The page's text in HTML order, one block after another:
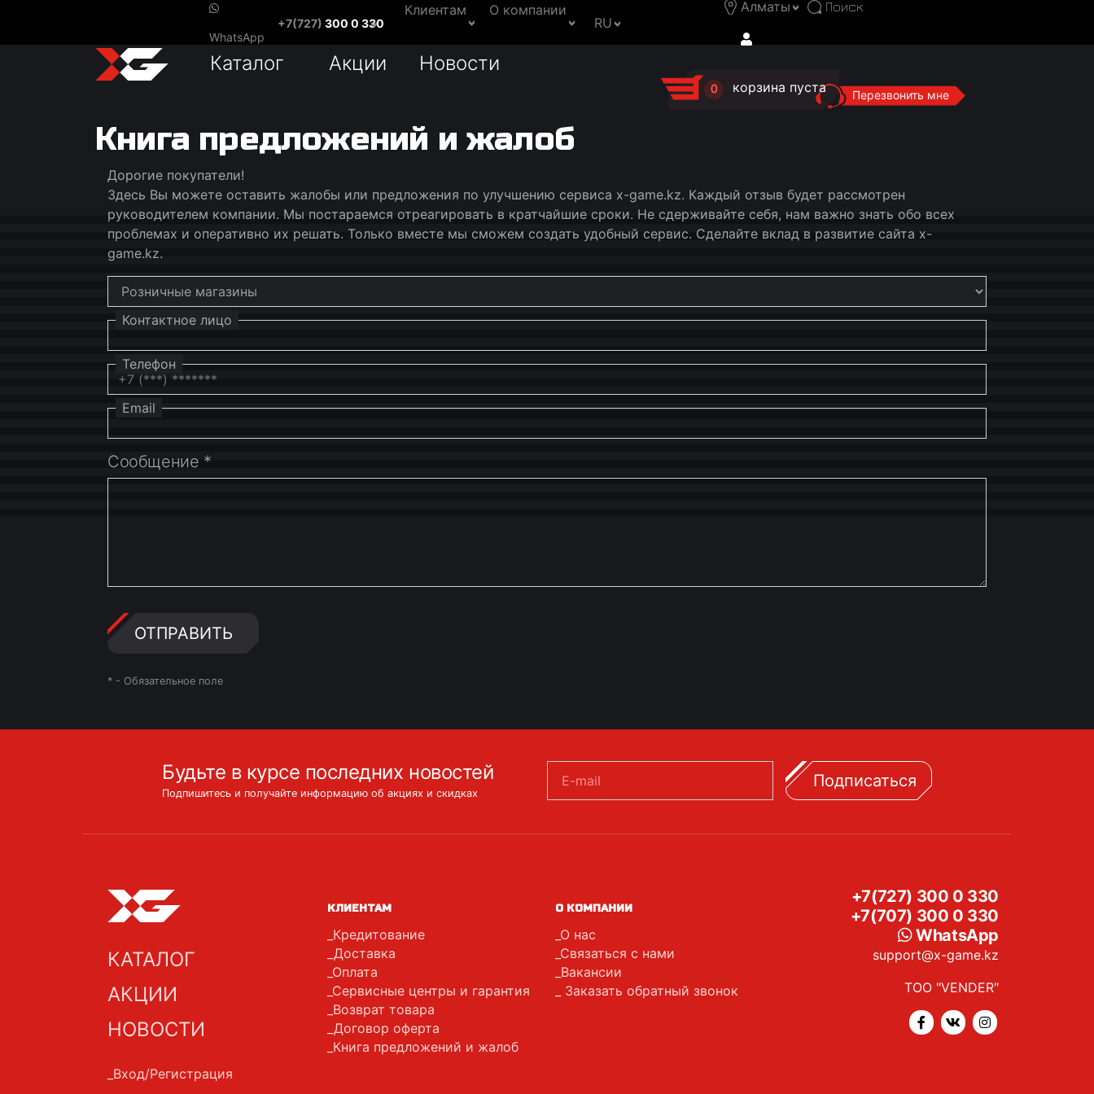
WhatsApp
+7(727) 300 0 330
Клиентам
О компании
RU
Алматы
0 корзина пуста Перезвонить мне
Каталог Акции Новости
Книга предложений и жалоб
Дорогие покупатели!
Здесь Вы можете оставить жалобы или предложения по улучшению сервиса x-game.kz. Каждый отзыв будет рассмотрен
руководителем компании. Мы постараемся отреагировать в кратчайшие сроки. Не сдерживайте себя, нам важно знать обо всех
проблемах и оперативно их решать. Только вместе мы сможем создать удобный сервис. Сделайте вклад в развитие сайта x-
game.kz.
Контактное лицо
Телефон
Email
Сообщение *
ОТПРАВИТЬ
* - Обязательное поле
Будьте в курсе последних новостей
Подпишитесь и получайте информацию об акциях и скидках
E-mail Подписаться
КАТАЛОГ
АКЦИИ
НОВОСТИ
Вход/Регистрация
КЛИЕНТАМ
Кредитование
Доставка
Оплата
Сервисные центры и гарантия
Возврат товара
Договор оферта
Книга предложений и жалоб
О КОМПАНИИ
О нас
Связаться с нами
Вакансии
Заказать обратный звонок
+7(727) 300 0 330
+7(707) 300 0 330
WhatsApp
support@x-game.kz
ТОО "VENDER"